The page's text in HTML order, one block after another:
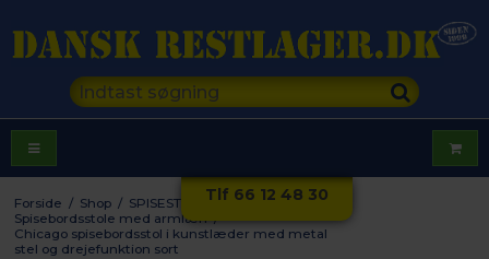
Tlf 66 12 48 30
Forside / Shop / SPISESTUE / Stole
Spisebordsstole med armlæn /
Chicago spisebordsstol i kunstlæder med metal
stel og drejefunktion sort